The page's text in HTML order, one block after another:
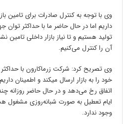
داریم اما در حال حاضر ما با حداکثر توان
تولید هستیم و تا نیاز بازار داخلی تامین
آن را کنترل می‌کنیم.
خود را به بازار ارسال میکند و اطمینان
اتفاق رخ می‌دهد و در حال حاضر روزانه
ایام تعطیل به صورت شبانه‌روزی مشغول
وجود ندارد.